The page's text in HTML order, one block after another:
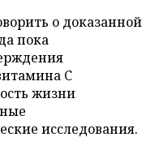
о доказанной
пока
C
жизни
исследования.